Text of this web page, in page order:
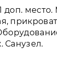
доп.
Санузел.